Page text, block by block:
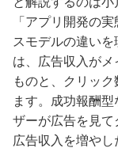
「アプリ開発の
スモデルの違い
は、広告収入が
ものと、クリッ
ます。成功報酬
ザーが広告を見て
広告収入を増や